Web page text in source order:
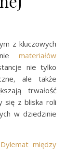
z kluczowych
materiałów
nie tylko
ale także
trwałość
się z bliska roli
w dziedzinie
między